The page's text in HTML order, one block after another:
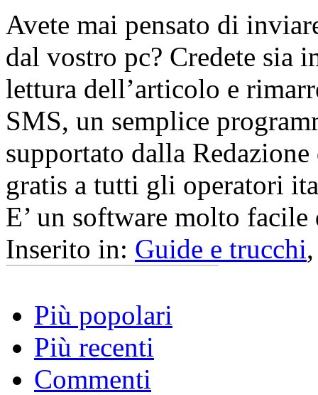
Avete mai pensato di
dal vostro pc? Credete sia
lettura dell’articolo e
SMS, un semplice
supportato dalla
gratis a tutti gli operatori
E’ un software molto
Inserito in: Guide e trucchi
Più popolari
Più recenti
Commenti